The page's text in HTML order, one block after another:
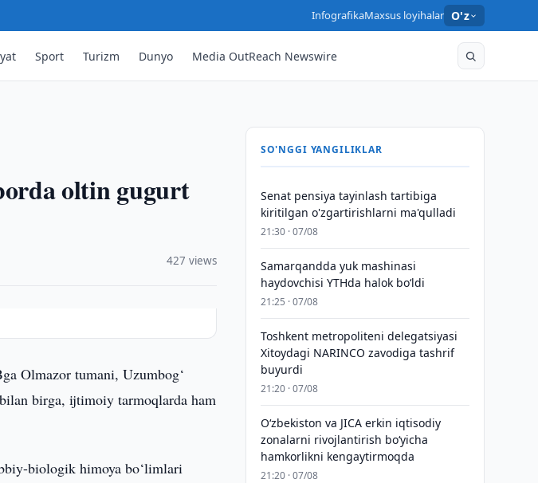
InfografikaMaxsus loyihalar O'z
Sport Turizm Dunyo Media OutReach Newswire
oltin gugurt
427 views
Olmazor tumani, Uzumbog‘
birga, ijtimoiy tarmoqlarda ham
biologik himoya bo‘limlari
SO'NGGI YANGILIKLAR
Senat pensiya tayinlash tartibiga
kiritilgan o'zgartirishlarni ma'qulladi
21:30 · 07/08
Samarqandda yuk mashinasi
haydovchisi YTHda halok bo‘ldi
21:25 · 07/08
Toshkent metropoliteni delegatsiyasi
Xitoydagi NARINCO zavodiga tashrif
buyurdi
21:20 · 07/08
Oʻzbekiston va JICA erkin iqtisodiy
zonalarni rivojlantirish boʻyicha
hamkorlikni kengaytirmoqda
21:20 · 07/08